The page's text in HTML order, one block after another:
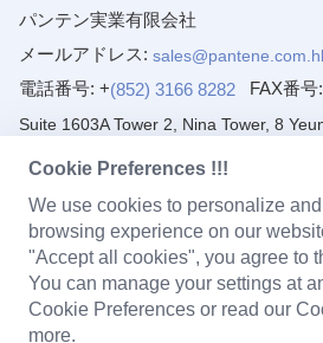
パンテン実業有限会社
メールアドレス:
電話番号: +(852) 3166 8282 FAX番号:
Suite 1603A Tower 2, Nina Tower, 8
東莞ピンタイ電子有限会社
メールアドレス:
電話番号: + (86) 769 8222 2231
FAX番号:+(86) 769 8222 2203
Cookie Preferences !!!
We use cookies to personalize
browsing experience on our
"Accept all cookies", you agree to
You can manage your settings at
Cookie Preferences or read our
more.